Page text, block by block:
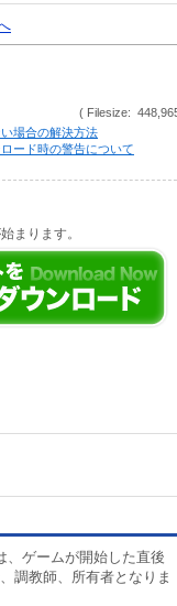
( Filesize:
場合の解決方法
ード時の警告について
まります。
、ゲームが開始した直後
調教師、所有者となりま